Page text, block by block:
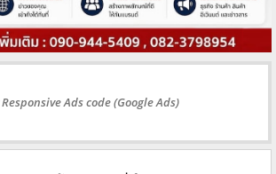
Ads code (Google Ads)